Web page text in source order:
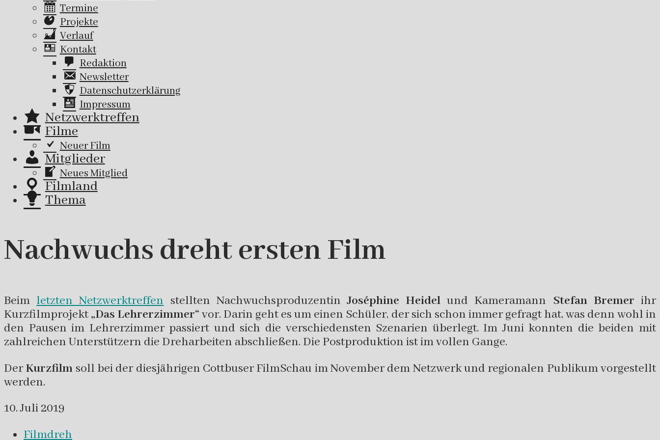
Termine
Projekte
Verlauf
Kontakt
Redaktion
Newsletter
Datenschutzerklärung
Impressum
Netzwerktreffen
Filme
Neuer Film
Mitglieder
Neues Mitglied
Filmland
Thema
Nachwuchs dreht ersten Film
Beim letzten Netzwerktreffen stellten NachwuchsproduzentinJoséphine Heidel und Kameramann Stefan Bremer ihr
Kurzfilmprojekt„Das Lehrerzimmer“vor. Darin geht es um einen Schüler, der sich schon immer gefragt hat, was denn wohl in
den Pausen im Lehrerzimmer passiert und sich die verschiedensten Szenarien überlegt. Im Juni konnten die beiden mit
zahlreichen Unterstützern die Dreharbeiten abschließen. Die Postproduktion ist im vollen Gange.
DerKurzfilm soll bei der diesjährigen Cottbuser FilmSchau im November dem Netzwerk und regionalen Publikum vorgestellt
werden.
10. Juli 2019
Filmdreh